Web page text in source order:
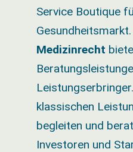
Service Boutique
Medizinrecht
klassischen
begleiten und
Investoren und